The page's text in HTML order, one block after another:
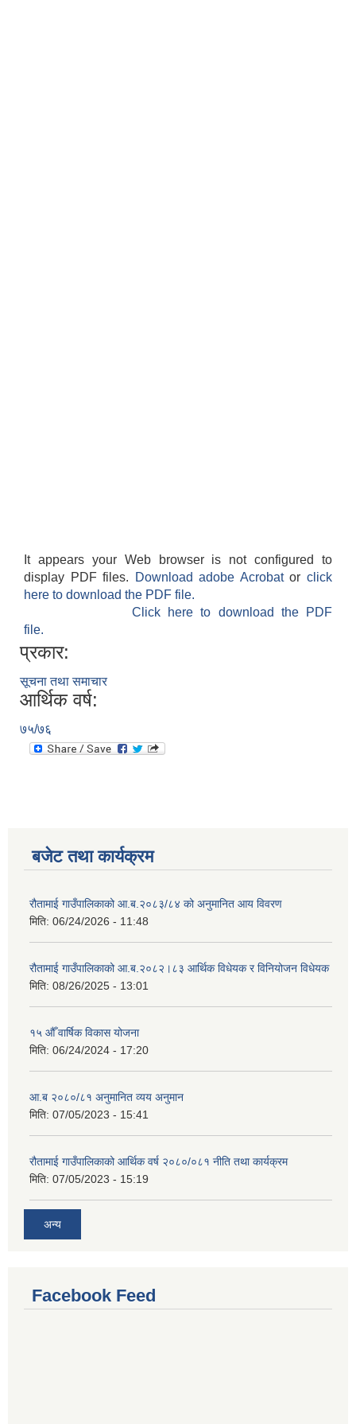
It appears your Web browser is not configured to
display PDF files.
Download adobe Acrobatorclick
here to download the PDF file.
Click here to download the PDF
file.
प्रकार:
सूचना तथा समाचार
आर्थिक वर्ष:
७५/७६
बजेट तथा कार्यक्रम
रौतामाई गाउँपालिकाको आ.ब.२०८३/८४ को अनुमानित आय विवरण
मिति: 06/24/2026 - 11:48
रौतामाई गाउँपालिकाको आ.ब.२०८२।८३ आर्थिक विधेयक र विनियोजन विधेयक
मिति: 08/26/2025 - 13:01
१५ औँ वार्षिक विकास योजना
मिति: 06/24/2024 - 17:20
आ.ब २०८०/८१ अनुमानित व्यय अनुमान
मिति: 07/05/2023 - 15:41
रौतामाई गाउँपालिकाको आर्थिक वर्ष २०८०/०८१ नीति तथा कार्यक्रम
मिति: 07/05/2023 - 15:19
अन्य
Facebook Feed